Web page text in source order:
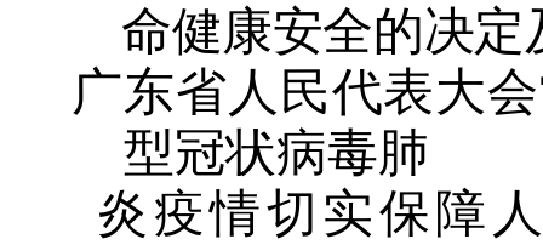
命健康安全的决定
广东省人民代表大
型冠状病毒肺
炎疫情切实保障